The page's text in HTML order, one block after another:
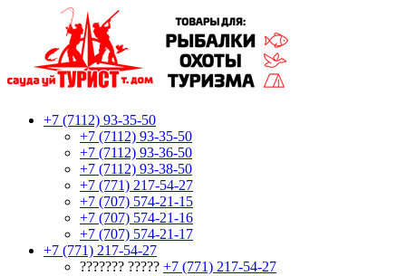
+7 (7112) 93-35-50
+7 (7112) 93-35-50
+7 (7112) 93-36-50
+7 (7112) 93-38-50
+7 (771) 217-54-27
+7 (707) 574-21-15
+7 (707) 574-21-16
+7 (707) 574-21-17
+7 (771) 217-54-27
??????? ????? +7 (771) 217-54-27